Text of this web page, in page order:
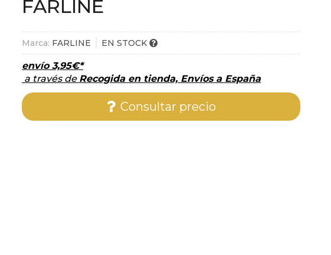
FARLINE
Marca: FARLINE EN STOCK
envío3,95€*
a través de Recogida en tienda, Envíos a España
Consultar precio